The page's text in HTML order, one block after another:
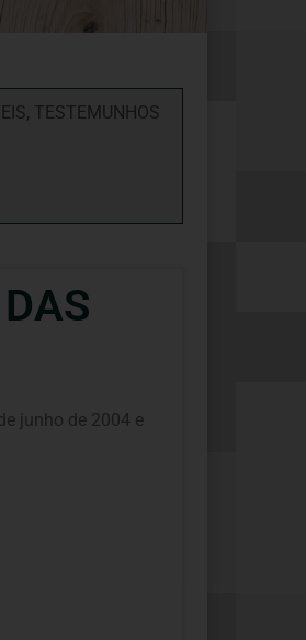
, TESTEMUNHOS
junho de 2004 e